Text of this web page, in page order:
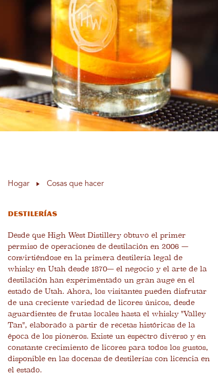
Hogar Cosas que hacer
Destilerías
Desde que High West Distillery obtuvo el primer
permiso de operaciones de destilación en 2006 —
convirtiéndose en la primera destilería legal de
whisky en Utah desde 1870— el negocio y el arte de la
destilación han experimentado un gran auge en el
estado de Utah. Ahora, los visitantes pueden disfrutar
de una creciente variedad de licores únicos, desde
aguardientes de frutas locales hasta el whisky "Valley
Tan", elaborado a partir de recetas históricas de la
época de los pioneros. Existe un espectro diverso y en
constante crecimiento de licores para todos los gustos,
disponible en las docenas de destilerías con licencia en
el estado.